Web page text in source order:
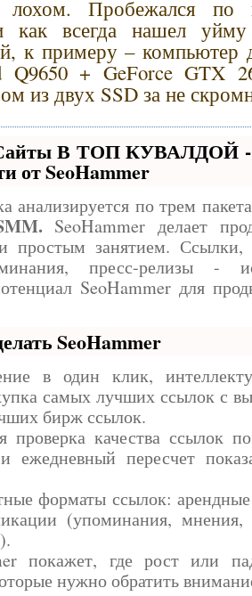
лохом. Пробежался по
как всегда нашел уйму
к примеру – компьютер
Q9650 + GeForce GTX
из двух SSD за не
В ТОП КУВАЛДОЙ -
от SeoHammer
анализируется по трем
SeoHammer делает
простым занятием. Ссылки,
пресс-релизы -
SeoHammer для
SeoHammer
в один клик,
самых лучших ссылок с
бирж ссылок.
проверка качества ссылок
ежедневный пересчет
форматы ссылок:
(упоминания, мнения,
покажет, где рост или
нужно обратить